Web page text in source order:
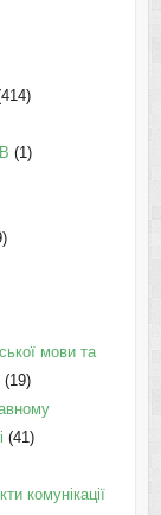
(1)
мови та
(19)
(41)
комунікації